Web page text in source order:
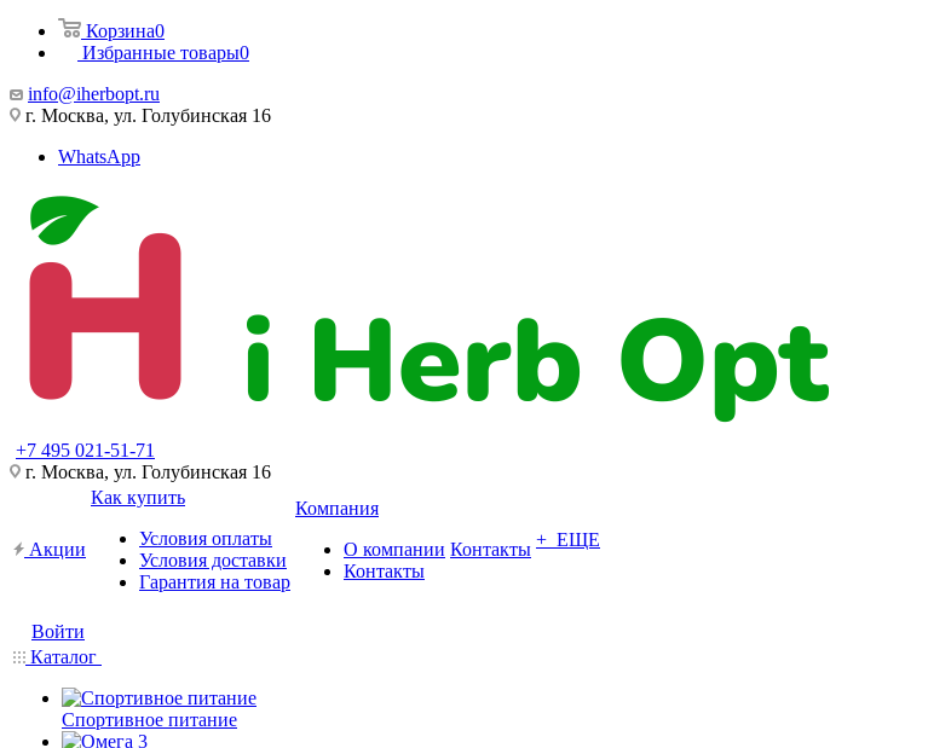
Корзина0
Избранные товары0
info@iherbopt.ru
г. Москва, ул. Голубинская 16
WhatsApp
+7 495 021-51-71
г. Москва, ул. Голубинская 16
Акции
Как купить
Условия оплаты
Условия доставки
Гарантия на товар
Компания
О компании
Контакты
Контакты + ЕЩЕ
Войти
Каталог
Спортивное питание